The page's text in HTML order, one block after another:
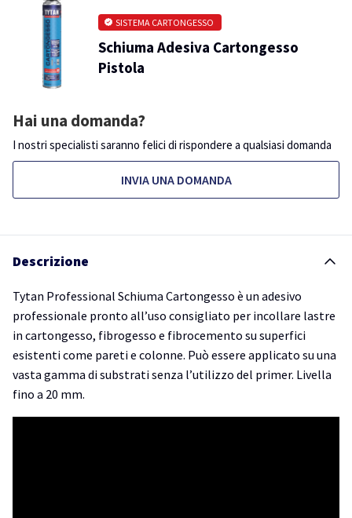
SISTEMA CARTONGESSO
Schiuma Adesiva Cartongesso
Pistola
Hai una domanda?
I nostri specialisti saranno felici di rispondere a qualsiasi domanda
INVIA UNA DOMANDA
Descrizione
Tytan Professional Schiuma Cartongesso è un adesivo
professionale pronto all’uso consigliato per incollare lastre
in cartongesso, fibrogesso e fibrocemento su superfici
esistenti come pareti e colonne. Può essere applicato su una
vasta gamma di substrati senza l’utilizzo del primer. Livella
fino a 20 mm.